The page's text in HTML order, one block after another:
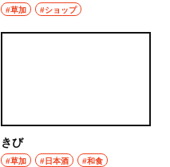
#草加 #ショップ
きび
#草加 #日本酒 #和食